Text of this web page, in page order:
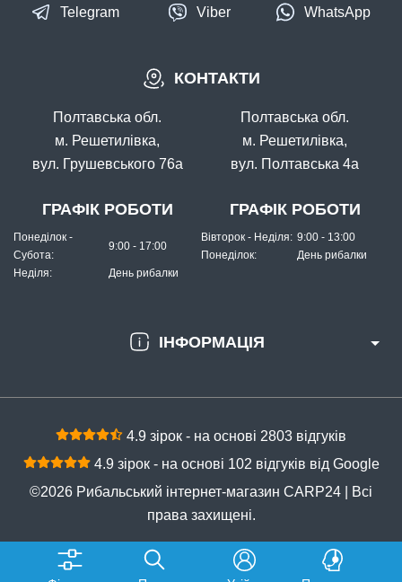
ІНФОРМАЦІЯ
КОНТАКТИ
Полтавська обл.
м. Решетилівка,
вул. Грушевського 76а
ГРАФІК РОБОТИ
Понеділок -
Субота:
9:00 - 17:00
Неділя: День рибалки
Полтавська обл.
м. Решетилівка,
вул. Полтавська 4а
ГРАФІК РОБОТИ
Вівторок - Неділя: 9:00 - 13:00
Понеділок:
День рибалки
Telegram Viber WhatsApp
4.9 зірок - на основі 2803 відгуків
4.9 зірок - на основі 102 відгуків від Google
©2026 Рибальський інтернет-магазин CARP24 | Всі
права захищені.